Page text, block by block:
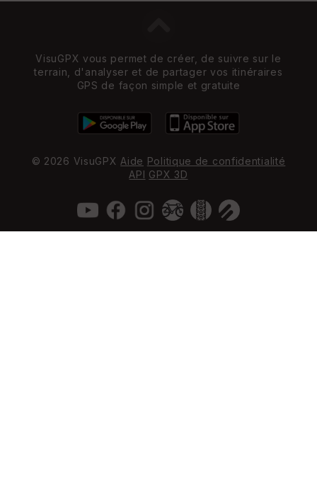
VisuGPX vous permet de créer, de suivre sur le
terrain, d'analyser et de partager vos itinéraires
GPS de façon simple et gratuite
© 2026 VisuGPX Aide Politique de confidentialité
API GPX 3D